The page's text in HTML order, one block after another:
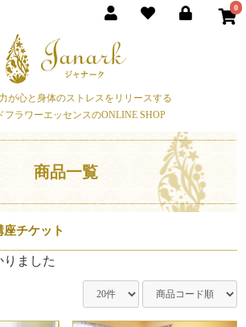
0
が心と身体のストレスをリリースする
フラワーエッセンスのONLINE SHOP
商品一覧
チケット
ました